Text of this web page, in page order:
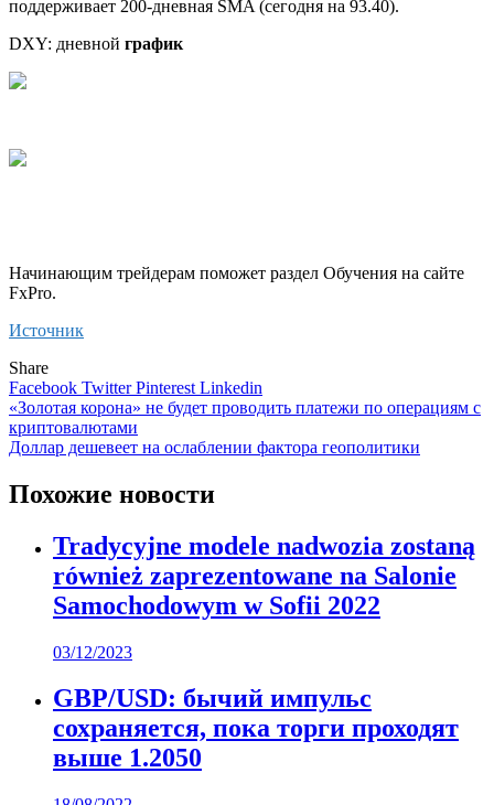
поддерживает 200-дневная SMA (сегодня на 93.40).
DXY: дневной график
Начинающим трейдерам поможет раздел Обучения на сайте
FxPro.
Источник
Share
Facebook TwitterPinterest Linkedin
Навигация
по
«Золотая корона» не будет проводить платежи по операциям с
криптовалютами
Доллар дешевеет на ослаблении фактора геополитики
Похожие новости
Tradycyjne modele nadwozia zostaną
również zaprezentowane na Salonie
Samochodowym w Sofii 2022
03/12/2023
GBP/USD: бычий импульс
сохраняется, пока торги проходят
выше 1.2050